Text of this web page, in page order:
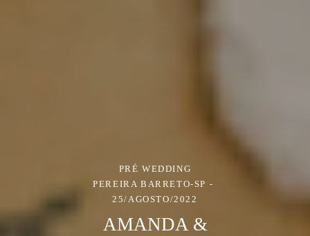
PRÉ WEDDING
PEREIRA BARRETO-SP
25/AGOSTO/2022
AMANDA &